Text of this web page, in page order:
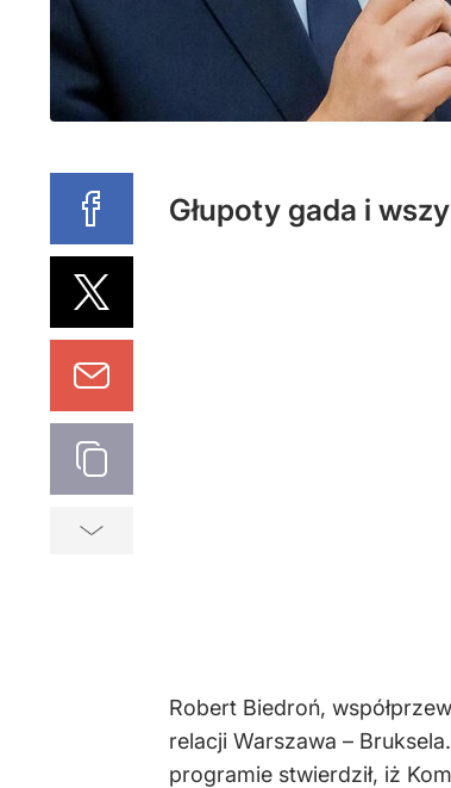
Głupoty gada i
Robert Biedroń,
relacji Warszawa –
programie stwierdził, iż